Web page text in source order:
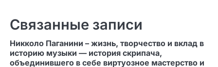
Связанные записи
Никколо Паганини – жизнь, творчество и вклад в
историю музыки — история скрипача,
объединившего в себе виртуозное мастерство и